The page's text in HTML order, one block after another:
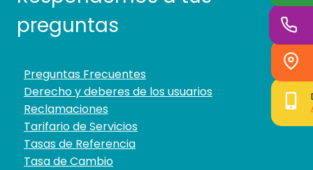
preguntas
Preguntas Frecuentes
Derecho y deberes de los usuarios
Reclamaciones
Tarifario de Servicios
Tasas de Referencia
Tasa de Cambio